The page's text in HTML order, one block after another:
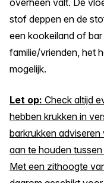
stof deppen en de
een kookeiland of
familie/vrienden, het
mogelijk.
Let op: Check altijd
hebben krukken in
barkrukken
aan te houden
Met een zithoogte